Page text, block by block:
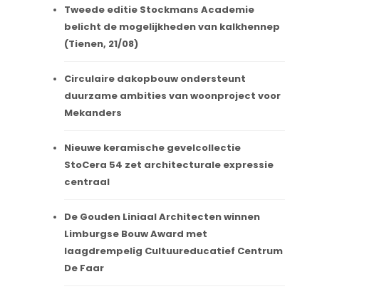
Tweede editie Stockmans Academie
belicht de mogelijkheden van kalkhennep
(Tienen, 21/08)
Circulaire dakopbouw ondersteunt
duurzame ambities van woonproject voor
Mekanders
Nieuwe keramische gevelcollectie
StoCera 54 zet architecturale expressie
centraal
De Gouden Liniaal Architecten winnen
Limburgse Bouw Award met
laagdrempelig Cultuureducatief Centrum
De Faar